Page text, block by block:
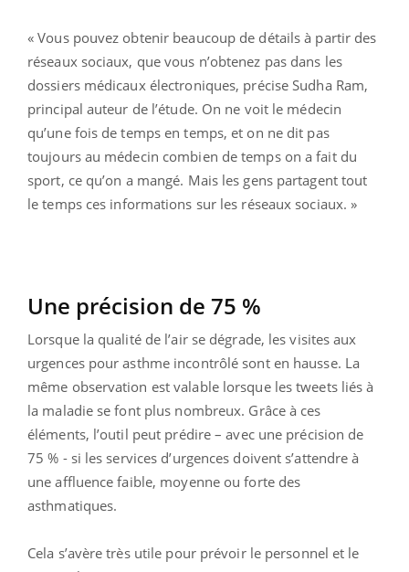
« Vous pouvez obtenir beaucoup de détails à partir des
réseaux sociaux, que vous n’obtenez pas dans les
dossiers médicaux électroniques, précise Sudha Ram,
principal auteur de l’étude. On ne voit le médecin
qu’une fois de temps en temps, et on ne dit pas
toujours au médecin combien de temps on a fait du
sport, ce qu’on a mangé. Mais les gens partagent tout
le temps ces informations sur les réseaux sociaux. »
Une précision de 75 %
Lorsque la qualité de l’air se dégrade, les visites aux
urgences pour asthme incontrôlé sont en hausse. La
même observation est valable lorsque les tweets liés à
la maladie se font plus nombreux. Grâce à ces
éléments, l’outil peut prédire – avec une précision de
75 % - si les services d’urgences doivent s’attendre à
une affluence faible, moyenne ou forte des
asthmatiques.
Cela s’avère très utile pour prévoir le personnel et le